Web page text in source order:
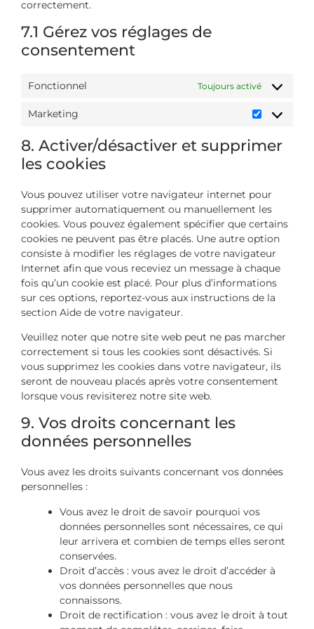
correctement.
7.1 Gérez vos réglages de
consentement
Fonctionnel Toujours activé
Marketing
8. Activer/désactiver et supprimer
les cookies
Vous pouvez utiliser votre navigateur internet pour
supprimer automatiquement ou manuellement les
cookies. Vous pouvez également spécifier que certains
cookies ne peuvent pas être placés. Une autre option
consiste à modifier les réglages de votre navigateur
Internet afin que vous receviez un message à chaque
fois qu’un cookie est placé. Pour plus d’informations
sur ces options, reportez-vous aux instructions de la
section Aide de votre navigateur.
Veuillez noter que notre site web peut ne pas marcher
correctement si tous les cookies sont désactivés. Si
vous supprimez les cookies dans votre navigateur, ils
seront de nouveau placés après votre consentement
lorsque vous revisiterez notre site web.
9. Vos droits concernant les
données personnelles
Vous avez les droits suivants concernant vos données
personnelles :
Vous avez le droit de savoir pourquoi vos
données personnelles sont nécessaires, ce qui
leur arrivera et combien de temps elles seront
conservées.
Droit d’accès : vous avez le droit d’accéder à
vos données personnelles que nous
connaissons.
Droit de rectification : vous avez le droit à tout